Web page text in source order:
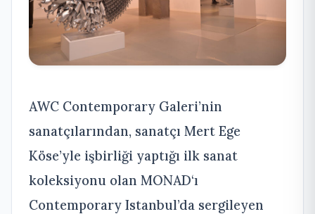
AWC Contemporary Galeri’nin
sanatçılarından, sanatçı Mert Ege
Köse’yle işbirliği yaptığı ilk sanat
koleksiyonu olan MONAD‘ı
Contemporary Istanbul’da sergileyen